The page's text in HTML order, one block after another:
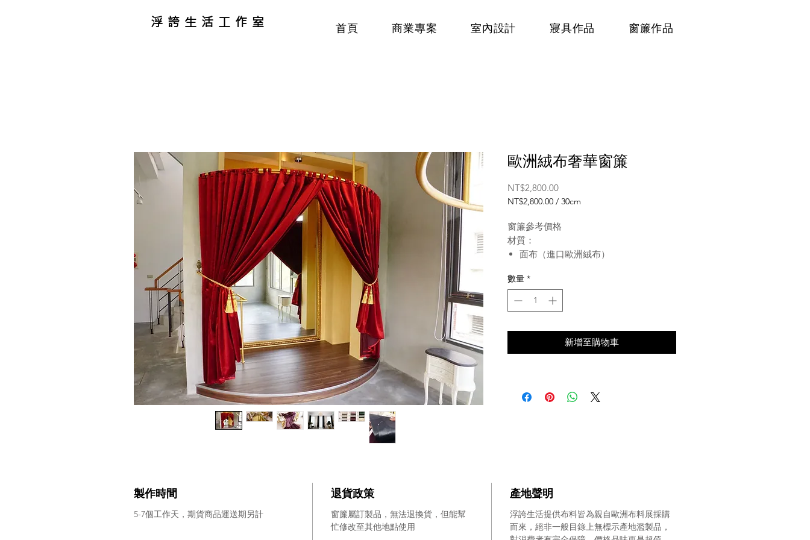
浮誇生活工作室 首頁 商業專案 室內設計 寢具作品 窗簾作品
歐洲絨布奢華窗簾
NT$2,800.00價
格
NT$2,800.00 / 30cm
30
公
分
之
格
為
NT$2,800.00
窗簾參考價格
材質：
面布（進口歐洲絨布）
無窗紗
尺寸：
寬240公分內 高度200至270公分
安裝及舊件拆除工資
數量 *
新增至購物車
製作時間
5-7個工作天，期貨商品運送期另計
退貨政策
窗簾屬訂製品，無法退換貨，但能幫
忙修改至其他地點使用
產地聲明
浮誇生活提供布料皆為親自歐洲布料展採購
而來，絕非一般目錄上無標示產地濫製品，